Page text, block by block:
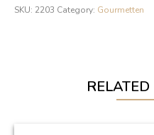
SKU: 2203 Category: Gourmetten